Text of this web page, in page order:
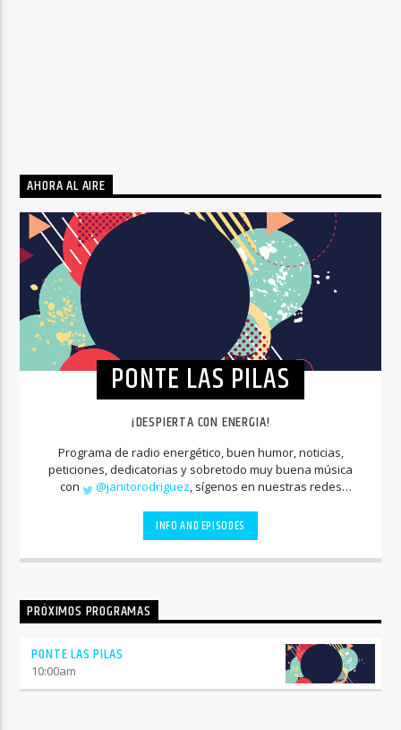
AHORA AL AIRE
PONTE LAS PILAS
¡DESPIERTA CON ENERGIA!
Programa de radio energético, buen humor, noticias,
peticiones, dedicatorias y sobretodo muy buena música
con
@janitorodriguez, sígenos en nuestras redes
INFO AND EPISODES
PRÓXIMOS PROGRAMAS
PONTE LAS PILAS
10:00am